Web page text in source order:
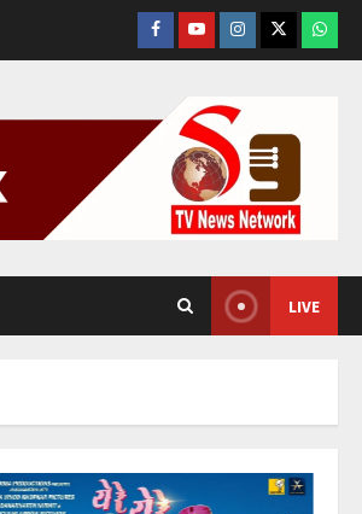
Facebook
YouTubeInstagram
Tweeter
App.
LIVE